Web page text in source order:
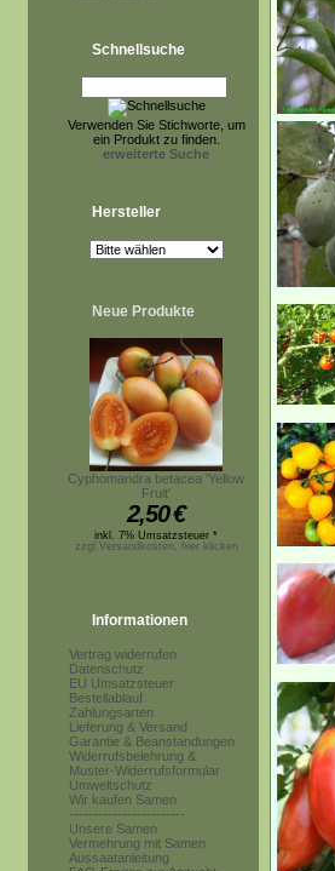
Schnellsuche
Verwenden Sie Stichworte, um
ein Produkt zu finden.
erweiterte Suche
Hersteller
Neue Produkte
Cyphomandra betacea 'Yellow
Fruit'
2,50€
inkl. 7% Umsatzsteuer *
zzgl.Versandkosten, hier klicken
Informationen
Vertrag widerrufen
Datenschutz
EU Umsatzsteuer
Bestellablauf
Zahlungsarten
Lieferung & Versand
Garantie & Beanstandungen
Widerrufsbelehrung &
Muster-Widerrufsformular
Umweltschutz
Wir kaufen Samen
------------------------
Unsere Samen
Vermehrung mit Samen
Aussaatanleitung